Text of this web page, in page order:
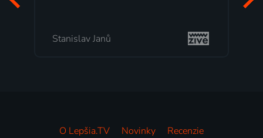
Stanislav Janů
O Lepšia.TV Novinky
Recenzie